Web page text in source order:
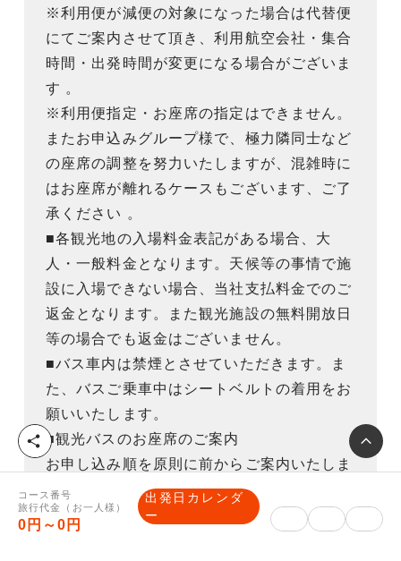
※利用便が減便の対象になった場合は代替便
にてご案内させて頂き、利用航空会社・集合
時間・出発時間が変更になる場合がございま
す 。
※利用便指定・お座席の指定はできません。
またお申込みグループ様で、極力隣同士など
の座席の調整を努力いたしますが、混雑時に
はお座席が離れるケースもございます、ご了
承ください 。
■各観光地の入場料金表記がある場合、大
人・一般料金となります。天候等の事情で施
設に入場できない場合、当社支払料金でのご
返金となります。また観光施設の無料開放日
等の場合でも返金はございません。
■バス車内は禁煙とさせていただきます。ま
た、バスご乗車中はシートベルトの着用をお
願いいたします。
■観光バスのお座席のご案内
お申し込み順を原則に前からご案内いたしま
す。1泊以上のコースでは毎日交代制になり
ます。前方席をご希望の方は、バス前方席指
コース番号
旅行代金（お一人様）
0円～0円
出発日カレンダ
ー
シ
ェ
ア